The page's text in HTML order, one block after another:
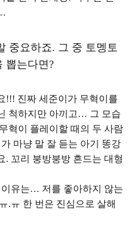
중요하죠. 그 중 토멩토
뽑는다면?
!!! 진짜 세준이가 무혁이를
척하지만 아끼고… 그 모습
혁이 플레이할 때의 두 사람
마냥 말 잘 듣는 아기 똥강
. 꼬리 붕방붕방 흔드는 대형
유는… 저를 좋아하지 않는
.ㅠ 한 번은 진심으로 살해